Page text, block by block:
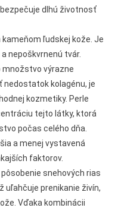
dlhú životnosť
ľudskej kože. Je
nepoškvrnenú tvár.
množstvo výrazne
nedostatok kolagénu, je
kozmetiky. Perle
tejto látky, ktorá
počas celého dňa.
a menej vystavená
faktorov.
snehových rias
uľahčuje prenikanie živín,
Vďaka kombinácii